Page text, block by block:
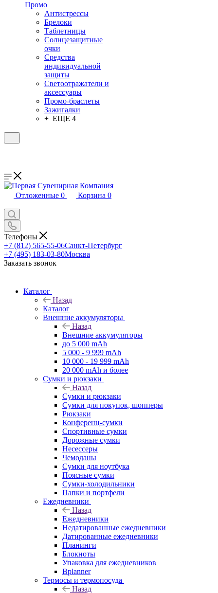
Промо
Антистрессы
Брелоки
Таблетницы
Солнцезащитные
очки
Средства
индивидуальной
защиты
Светоотражатели и
аксессуары
Промо-браслеты
Зажигалки
+ ЕЩЕ 4
Отложенные 0 Корзина 0
Телефоны
+7 (812) 565-55-06Санкт-Петербург
+7 (495) 183-03-80Москва
Заказать звонок
Каталог
Назад
Каталог
Внешние аккумуляторы
Назад
Внешние аккумуляторы
до 5 000 mAh
5 000 - 9 999 mAh
10 000 - 19 999 mAh
20 000 mAh и более
Сумки и рюкзаки
Назад
Сумки и рюкзаки
Сумки для покупок, шопперы
Рюкзаки
Конференц-сумки
Спортивные сумки
Дорожные сумки
Несессеры
Чемоданы
Сумки для ноутбука
Поясные сумки
Сумки-холодильники
Папки и портфели
Ежедневники
Назад
Ежедневники
Недатированные ежедневники
Датированные ежедневники
Планинги
Блокноты
Упаковка для ежедневников
Bplanner
Термосы и термопосуда
Назад